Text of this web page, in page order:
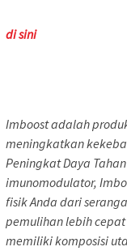
di sini
Imboost adalah
meningkatkan
Peningkat Daya
imunomodulator,
fisik Anda dari
pemulihan lebih
memiliki komposisi